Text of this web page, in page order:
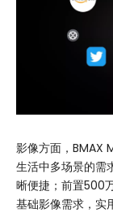
影像方面，BMAX
生活中多场景的需
晰便捷；前置500
基础影像需求，实